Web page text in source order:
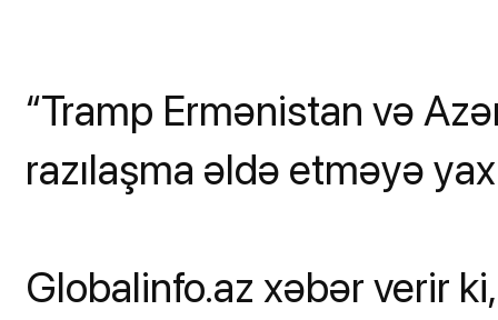
“Tramp Ermənistan və
razılaşma əldə etməyə
Globalinfo.az xəbər verir